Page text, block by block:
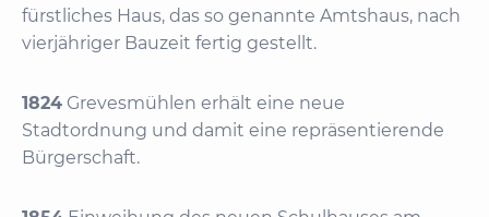
fürstliches Haus, das so genannte Amtshaus, nach
vierjähriger Bauzeit fertig gestellt.
1824 Grevesmühlen erhält eine neue
Stadtordnung und damit eine repräsentierende
Bürgerschaft.